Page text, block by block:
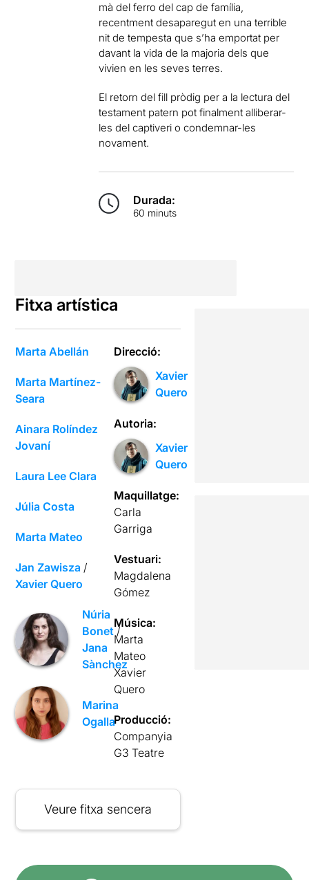
mà del ferro del cap de família,
recentment desaparegut en una terrible
nit de tempesta que s’ha emportat per
davant la vida de la majoria dels que
vivien en les seves terres.
El retorn del fill pròdig per a la lectura del
testament patern pot finalment alliberar-
les del captiveri o condemnar-les
novament.
Durada:
60 minuts
Fitxa artística
Marta Abellán
Marta Martínez-
Seara
Ainara Rolíndez
Jovaní
Laura Lee Clara
Júlia Costa
Marta Mateo
Jan Zawisza /
Xavier Quero
Núria
Bonet/
Jana
Sànchez
Marina
Ogalla
Direcció:
Xavier
Quero
Autoria:
Xavier
Quero
Maquillatge:
Carla
Garriga
Vestuari:
Magdalena
Gómez
Música:
Marta
Mateo
Xavier
Quero
Producció:
Companyia
G3 Teatre
Veure fitxa sencera